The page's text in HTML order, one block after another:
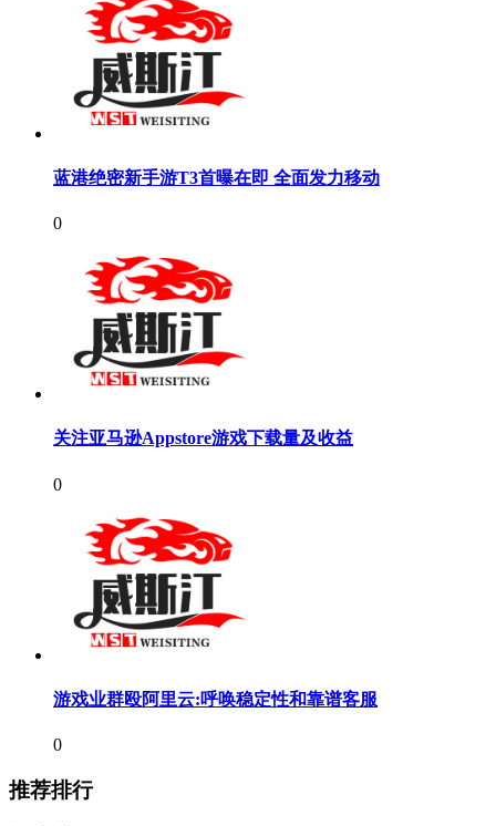
蓝港绝密新手游T3首曝在即 全面发力移动
0
关注亚马逊Appstore游戏下载量及收益
0
游戏业群殴阿里云:呼唤稳定性和靠谱客服
0
推荐排行